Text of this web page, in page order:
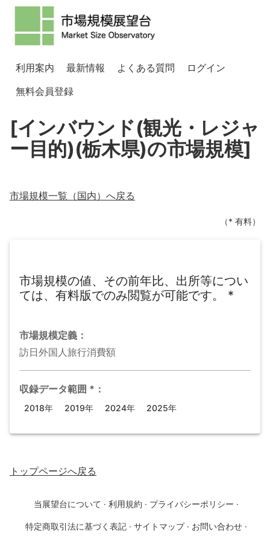
利用案内 最新情報 よくある質問
ログイン
無料会員登録
[インバウンド(観光・レジャ
ー目的)(栃木県)の市場規模]
市場規模一覧（国内）へ戻る
（* 有料）
市場規模の値、その前年比、出所等につい
ては、有料版でのみ閲覧が可能です。
*
市場規模定義：
訪日外国人旅行消費額
収録データ範囲 * ：
2018年 2019年 2024年 2025年
トップページへ戻る
当展望台について · 利用規約 · プライバシーポリシー ·
特定商取引法に基づく表記 · サイトマップ · お問い合わせ ·